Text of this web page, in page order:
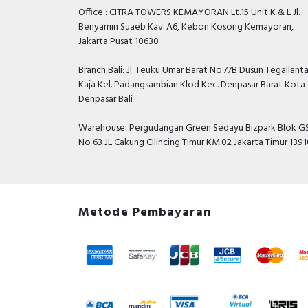
Office : CITRA TOWERS KEMAYORAN Lt.15 Unit K & L Jl.
Benyamin Suaeb Kav. A6, Kebon Kosong Kemayoran,
Jakarta Pusat 10630
Branch Bali: Jl. Teuku Umar Barat No.77B Dusun
Kaja Kel. Padangsambian Klod Kec. Denpasar Barat Kota
Denpasar Bali
Warehouse: Pergudangan Green Sedayu Bizpark Blok
No 63 JL Cakung CIlincing Timur KM.02 Jakarta Timur
Metode Pembayaran